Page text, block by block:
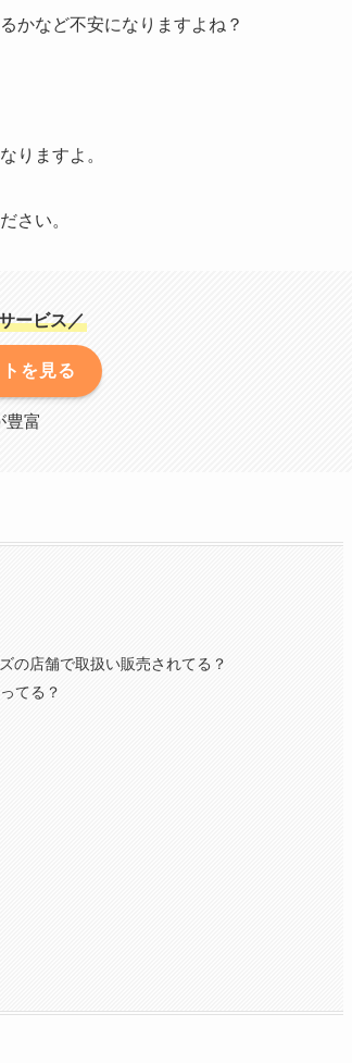
かなど不安になりますよね？
りますよ。
さい。
ービス／
を見る
豊富
の店舗で取扱い販売されてる？
てる？